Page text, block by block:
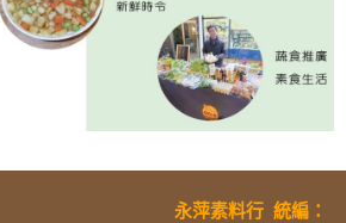
永萍素料行 統編 ：